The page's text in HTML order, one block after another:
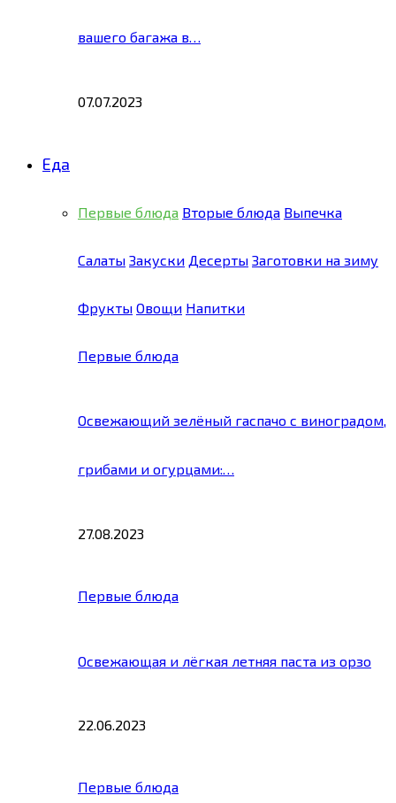
вашего багажа в…
07.07.2023
Еда
Первые блюда Вторые блюда Выпечка
Салаты Закуски Десерты Заготовки на зиму
Фрукты Овощи Напитки
Первые блюда
Освежающий зелёный гаспачо с виноградом,
грибами и огурцами:…
27.08.2023
Первые блюда
Освежающая и лёгкая летняя паста из орзо
22.06.2023
Первые блюда